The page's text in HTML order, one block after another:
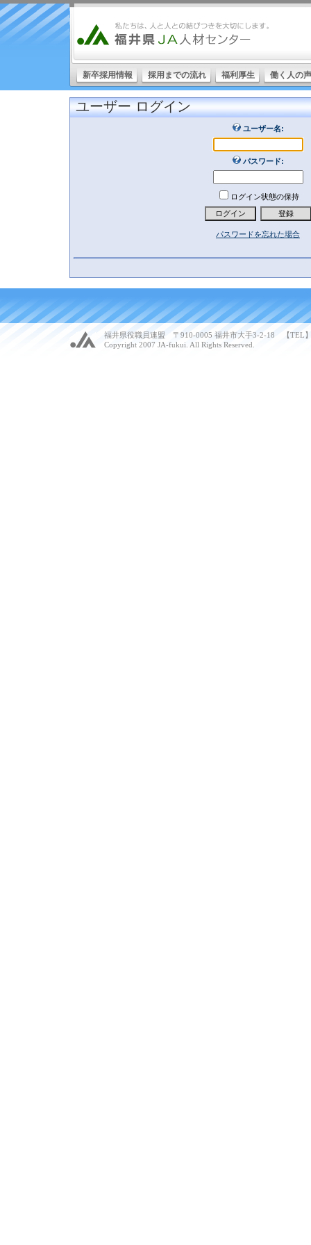
新卒採用情報 採用までの流れ 福利厚生 働く人の
ユーザー ログイン
ユーザー名:
パスワード:
ログイン状態の保持
パスワードを忘れた場合
福井県役職員連盟 〒910-0005 福井市大手3-2-18 【
Copyright 2007 JA-fukui. All Rights Reserved.